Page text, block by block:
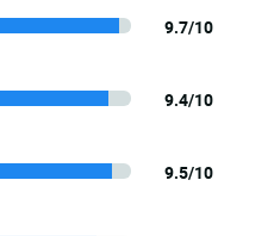
9.7/10
9.4/10
9.5/10